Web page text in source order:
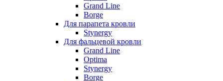
Grand Line
Borge
Для парапета кровли
Stynergy
Для фальцевой кровли
Grand Line
Optima
Stynergy
Borge